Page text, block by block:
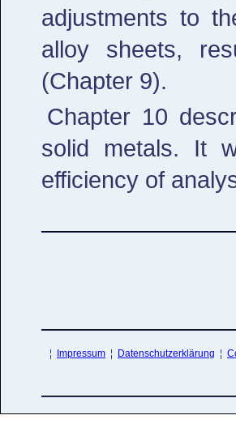
adjustments to
alloy sheets,
(Chapter 9).
Chapter 10
solid metals. It
efficiency of
¦ Impressum ¦ Datenschutzerklärung ¦